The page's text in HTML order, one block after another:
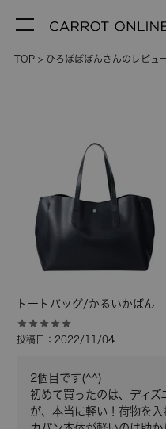
TOP ひろぽぽぽんさんのレビュ
トートバッグ/かるいかばん
投稿日 2022/11/04
2個目です(^^)
初めて買ったのは、ディズ
が、本当に軽い！荷物を